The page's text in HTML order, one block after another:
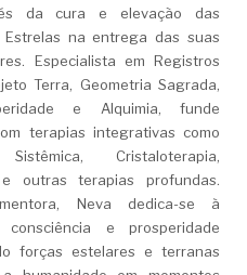
da cura e elevação das
Estrelas na entrega das suas
Especialista em Registros
Terra, Geometria Sagrada,
e Alquimia, funde
terapias integrativas como
Sistêmica, Cristaloterapia,
outras terapias profundas.
Neva dedica-se à
e prosperidade
forças estelares e terranas